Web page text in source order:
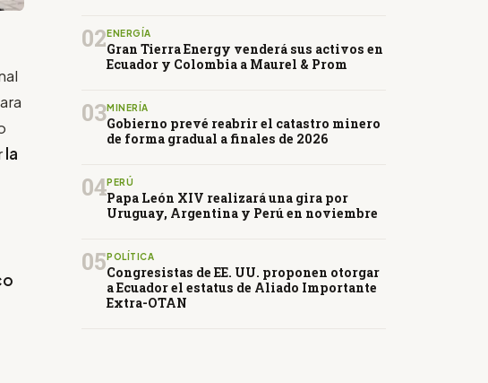
la
02 ENERGÍA
Gran Tierra Energy venderá sus activos en
Ecuador y Colombia a Maurel & Prom
03MINERÍA
Gobierno prevé reabrir el catastro minero
de forma gradual a finales de 2026
04PERÚ
Papa León XIV realizará una gira por
Uruguay, Argentina y Perú en noviembre
05 POLÍTICA
Congresistas de EE. UU. proponen otorgar
a Ecuador el estatus de Aliado Importante
Extra-OTAN